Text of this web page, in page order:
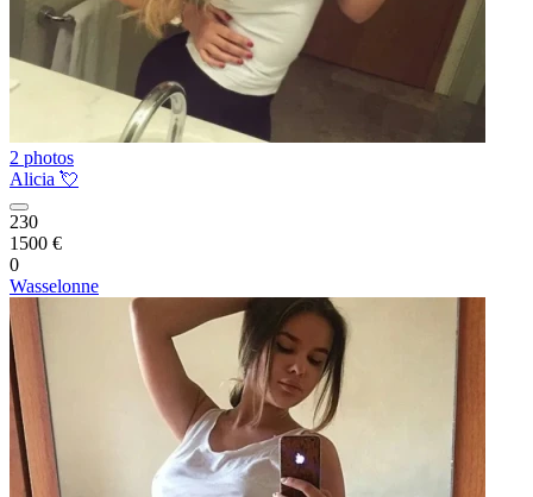
2 photos
Alicia 💘
230
1500 €
0
Wasselonne